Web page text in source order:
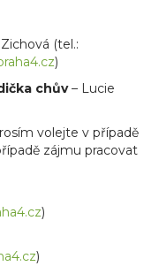
(tel.:
)
chův– Lucie
volejte v případě
zájmu pracovat
)
)